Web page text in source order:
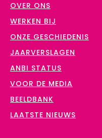
OVER ONS
WERKEN BIJ
ONZE GESCHIEDENIS
JAARVERSLAGEN
ANBI STATUS
VOOR DE MEDIA
BEELDBANK
LAATSTE NIEUWS